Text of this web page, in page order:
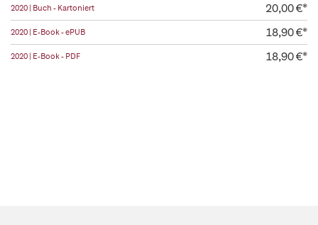
2020 | Buch - Kartoniert 20,00 €*
2020 | E-Book - ePUB 18,90 €*
2020 | E-Book - PDF 18,90 €*